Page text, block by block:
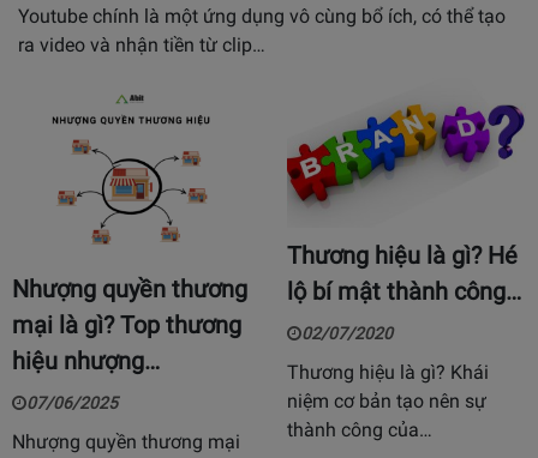
Youtube chính là một ứng dụng vô cùng bổ ích, có thể tạo
ra video và nhận tiền từ clip…
Nhượng quyền thương
mại là gì? Top thương
hiệu nhượng…
07/06/2025
Nhượng quyền thương mại
Thương hiệu là gì? Hé
lộ bí mật thành công…
02/07/2020
Thương hiệu là gì? Khái
niệm cơ bản tạo nên sự
thành công của…